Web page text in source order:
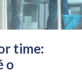
time:
o